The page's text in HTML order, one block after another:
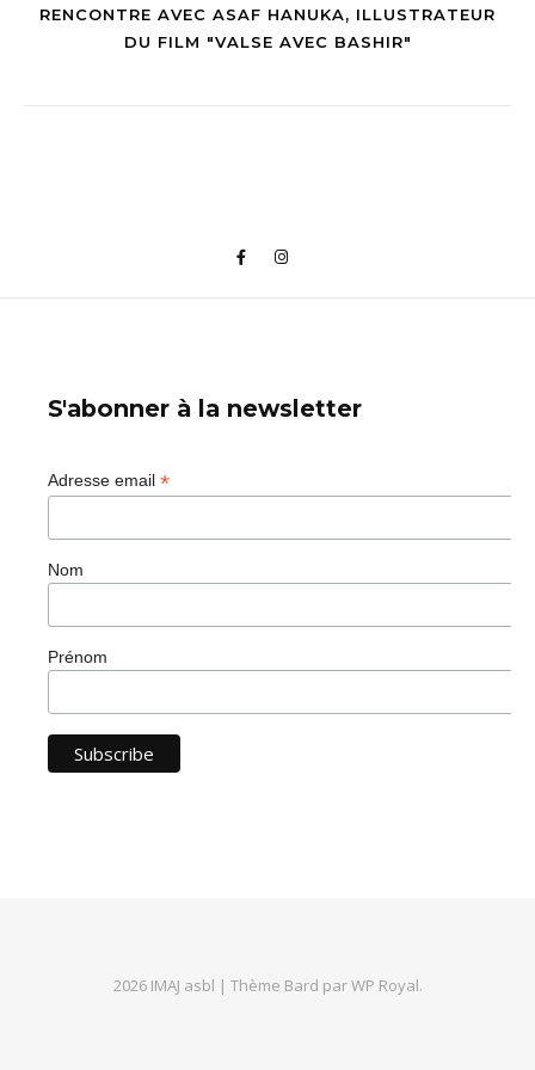
RENCONTRE AVEC ASAF HANUKA, ILLUSTRATEUR
DU FILM "VALSE AVEC BASHIR"
S'abonner à la newsletter
Adresse email *
Nom
Prénom
2026 IMAJ asbl | Thème Bard parWP Royal.